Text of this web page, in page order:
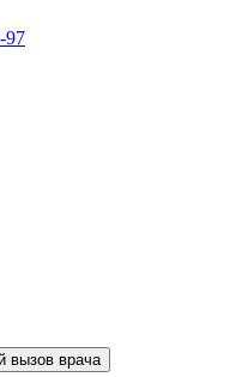
97
вызов врача